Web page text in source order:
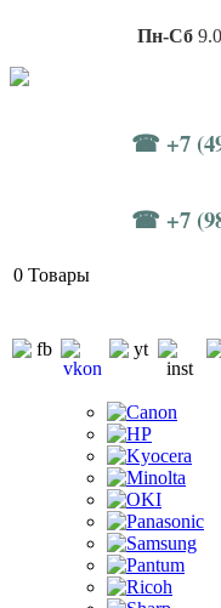
Пн-Сб
☎ +7
☎ +7
0 Товары